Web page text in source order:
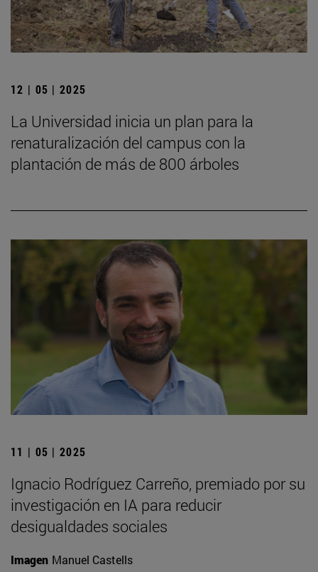
12 | 05 | 2025
La Universidad inicia un plan para la
renaturalización del campus con la
plantación de más de 800 árboles
11 | 05 | 2025
Ignacio Rodríguez Carreño, premiado por su
investigación en IA para reducir
desigualdades sociales
Imagen Manuel Castells